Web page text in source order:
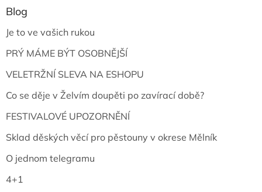
Blog
Je to ve vašich rukou
PRÝ MÁME BÝT OSOBNĚJŠÍ
VELETRŽNÍ SLEVA NA ESHOPU
Co se děje v Želvím doupěti po zavírací době?
FESTIVALOVÉ UPOZORNĚNÍ
Sklad děských věcí pro pěstouny v okrese Mělník
O jednom telegramu
4+1